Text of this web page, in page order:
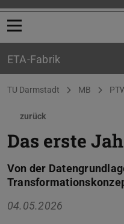
Menü öffnen
ETA-Fabrik
Sie befinden sich hier:
TU Darmstadt MB
zurück
Das erste
Von der
04.05.2026